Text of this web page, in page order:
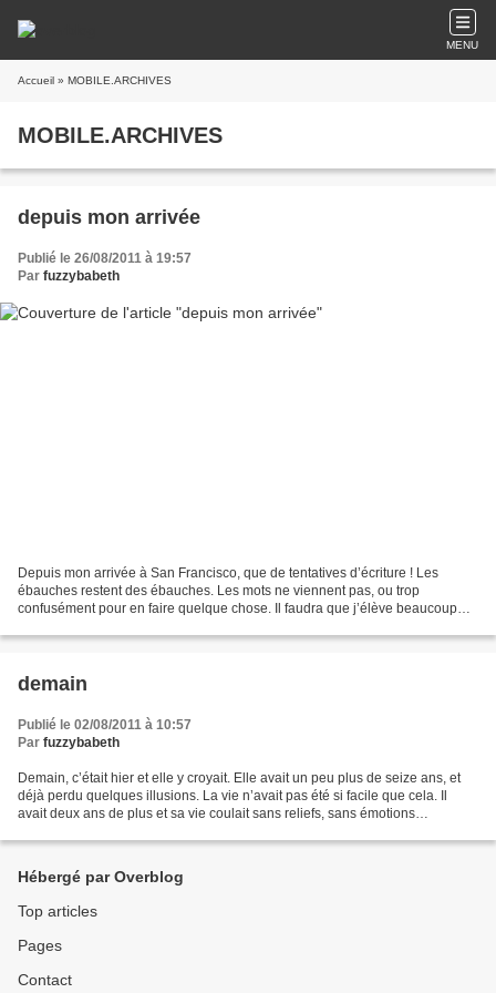
MENU
Accueil » MOBILE.ARCHIVES
MOBILE.ARCHIVES
depuis mon arrivée
Publié le 26/08/2011 à 19:57
Par fuzzybabeth
Depuis mon arrivée à San Francisco, que de tentatives d’écriture ! Les
ébauches restent des ébauches. Les mots ne viennent pas, ou trop
confusément pour en faire quelque chose. Il faudra que j’élève beaucoup
demain
Publié le 02/08/2011 à 10:57
Par fuzzybabeth
Demain, c’était hier et elle y croyait. Elle avait un peu plus de seize ans, et
déjà perdu quelques illusions. La vie n’avait pas été si facile que cela. Il
avait deux ans de plus et sa vie coulait sans reliefs, sans émotions
Hébergé par Overblog
Top articles
Pages
Contact